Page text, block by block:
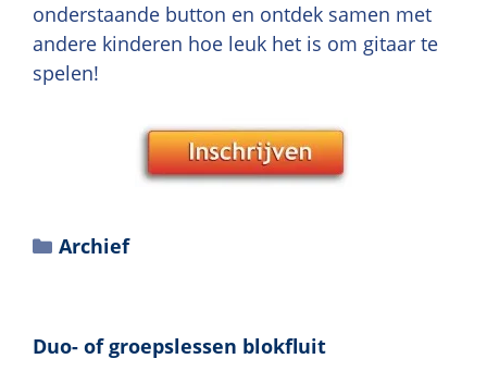
onderstaande button en ontdek samen met
andere kinderen hoe leuk het is om gitaar te
spelen!
Archief
Duo- of groepslessen blokfluit